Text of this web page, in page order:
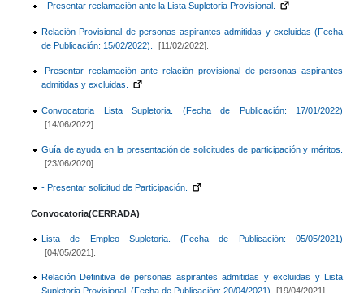
- Presentar reclamación ante la Lista Supletoria Provisional.
Relación Provisional de personas aspirantes admitidas y excluidas (Fecha
de Publicación: 15/02/2022).
[11/02/2022].
-Presentar reclamación ante relación provisional de personas aspirantes
admitidas y excluidas.
Convocatoria Lista Supletoria. (Fecha de Publicación: 17/01/2022)
[14/06/2022].
Guía de ayuda en la presentación de solicitudes de participación y méritos.
[23/06/2020].
- Presentar solicitud de Participación.
Convocatoria(CERRADA)
Lista de Empleo Supletoria. (Fecha de Publicación: 05/05/2021)
[04/05/2021].
Relación Definitiva de personas aspirantes admitidas y excluidas y Lista
Supletoria Provisional. (Fecha de Publicación: 20/04/2021)
[19/04/2021].